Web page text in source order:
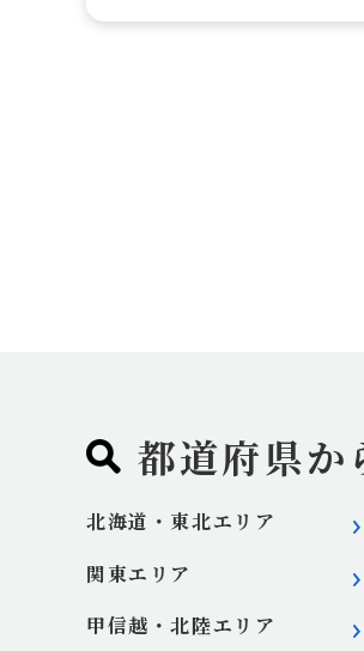
都道府県か
北海道・東北エリア
関東エリア
甲信越・北陸エリア